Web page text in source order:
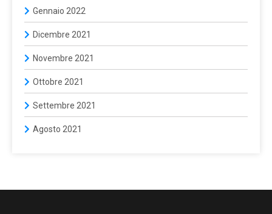
Gennaio 2022
Dicembre 2021
Novembre 2021
Ottobre 2021
Settembre 2021
Agosto 2021